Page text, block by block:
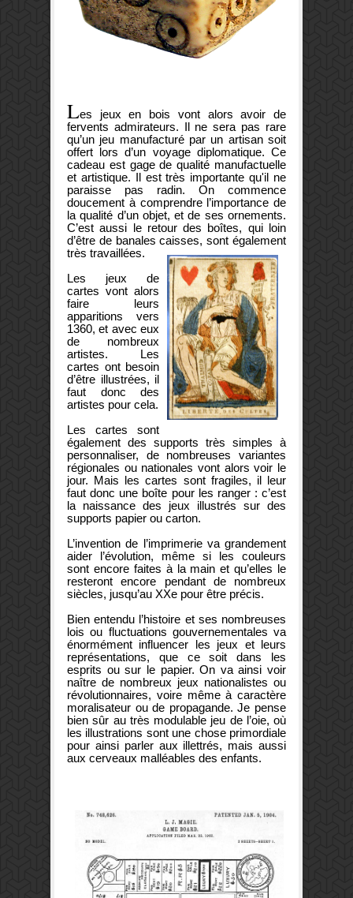
Les jeux en bois vont alors avoir de
fervents admirateurs. Il ne sera pas rare
qu’un jeu manufacturé par un artisan soit
offert lors d’un voyage diplomatique. Ce
cadeau est gage de qualité manufactuelle
et artistique. Il est très importante qu'il ne
paraisse pas radin. On commence
doucement à comprendre l’importance de
la qualité d’un objet, et de ses ornements.
C’est aussi le retour des boîtes, qui loin
d’être de banales caisses, sont également
très travaillées.
Les jeux de
cartes vont alors
faire leurs
apparitions vers
1360, et avec eux
de nombreux
artistes. Les
cartes ont besoin
d’être illustrées, il
faut donc des
artistes pour cela.
Les cartes sont
également des supports très simples à
personnaliser, de nombreuses variantes
régionales ou nationales vont alors voir le
jour. Mais les cartes sont fragiles, il leur
faut donc une boîte pour les ranger : c’est
la naissance des jeux illustrés sur des
supports papier ou carton.
L’invention de l’imprimerie va grandement
aider l’évolution, même si les couleurs
sont encore faites à la main et qu’elles le
resteront encore pendant de nombreux
siècles, jusqu’au XXe pour être précis.
Bien entendu l’histoire et ses nombreuses
lois ou fluctuations gouvernementales va
énormément influencer les jeux et leurs
représentations, que ce soit dans les
esprits ou sur le papier. On va ainsi voir
naître de nombreux jeux nationalistes ou
révolutionnaires, voire même à caractère
moralisateur ou de propagande. Je pense
bien sûr au très modulable jeu de l’oie, où
les illustrations sont une chose primordiale
pour ainsi parler aux illettrés, mais aussi
aux cerveaux malléables des enfants.